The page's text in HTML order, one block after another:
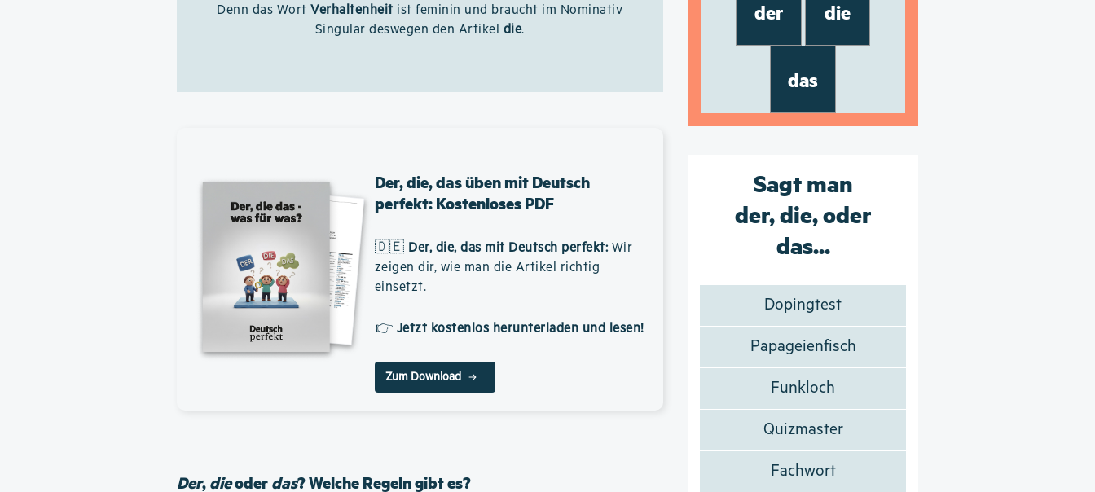
Denn das WortVerhaltenheit ist feminin und braucht im Nominativ
Singular deswegen den Artikel die.
Der, die, das üben mit Deutsch
perfekt: Kostenloses PDF
🇩🇪 Der, die, das mit Deutsch perfekt: Wir
zeigen dir, wie man die Artikel richtig
einsetzt.
👉 Jetzt kostenlos herunterladen und lesen!
Zum Download
Der,dieoderdas? Welche Regeln gibt es?
der die
das
Sagt man
der, die, oder
das...
Dopingtest
Papageienfisch
Funkloch
Quizmaster
Fachwort